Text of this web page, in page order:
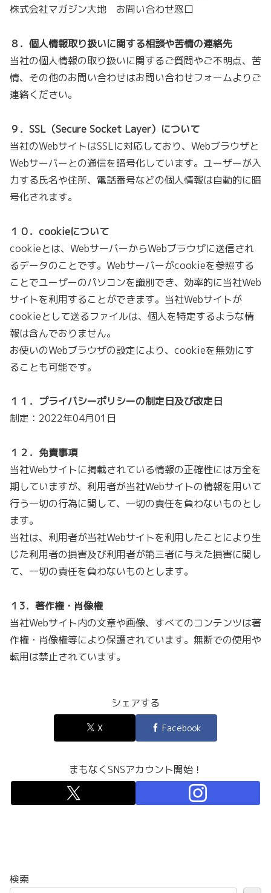
株式会社マガジン大地 お問い合わせ窓口
８．個人情報取り扱いに関する相談や苦情の連絡先
当社の個人情報の取り扱いに関するご質問やご不明点、苦
情、その他のお問い合わせはお問い合わせフォームよりご
連絡ください。
９．SSL（Secure Socket Layer）について
当社のWebサイトはSSLに対応しており、Webブラウザと
Webサーバーとの通信を暗号化しています。ユーザーが入
力する氏名や住所、電話番号などの個人情報は自動的に暗
号化されます。
１０．cookieについて
cookieとは、WebサーバーからWebブラウザに送信され
るデータのことです。Webサーバーがcookieを参照する
ことでユーザーのパソコンを識別でき、効率的に当社Web
サイトを利用することができます。当社Webサイトが
cookieとして送るファイルは、個人を特定するような情
報は含んでおりません。
お使いのWebブラウザの設定により、cookieを無効にす
ることも可能です。
１１．プライバシーポリシーの制定日及び改定日
制定：2022年04月01日
１２．免責事項
当社Webサイトに掲載されている情報の正確性には万全を
期していますが、利用者が当社Webサイトの情報を用いて
行う一切の行為に関して、一切の責任を負わないものとし
ます。
当社は、利用者が当社Webサイトを利用したことにより生
じた利用者の損害及び利用者が第三者に与えた損害に関し
て、一切の責任を負わないものとします。
１3． 著作権・肖像権
当社Webサイト内の文章や画像、すべてのコンテンツは著
作権・肖像権等により保護されています。無断での使用や
転用は禁止されています。
シェアする
X Facebook
まもなくSNSアカウント開始！
検索